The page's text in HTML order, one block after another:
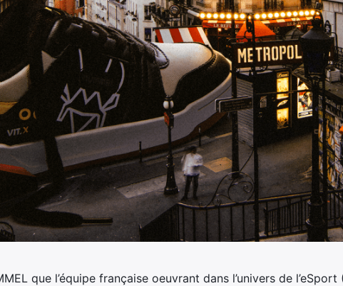
que l’équipe française oeuvrant dans l’univers de